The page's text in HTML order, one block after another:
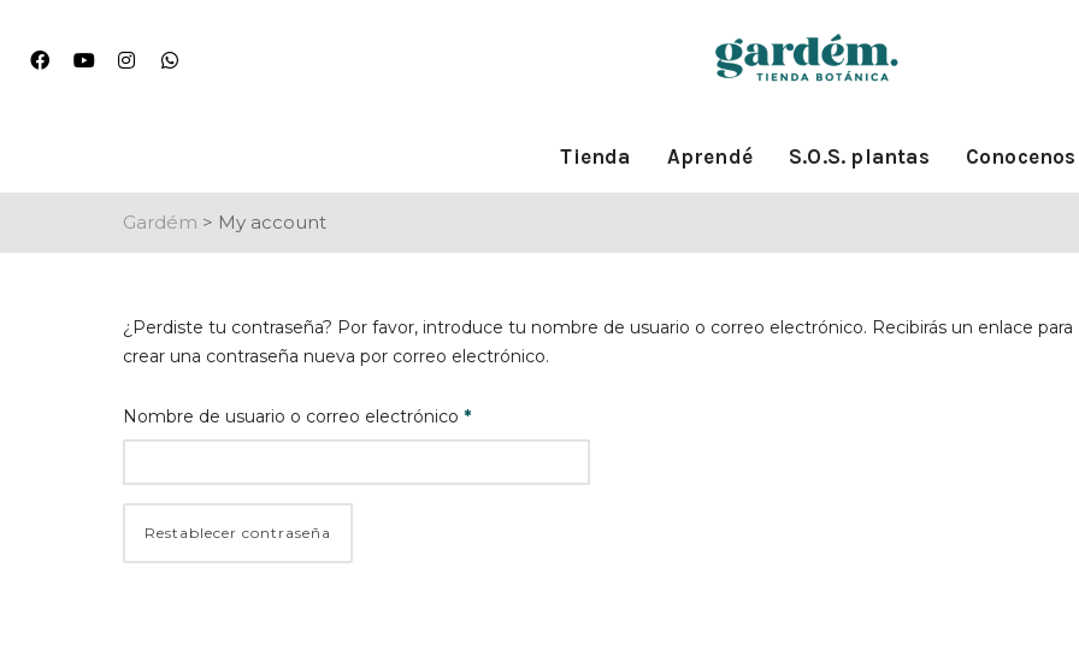
Tienda Aprendé S.O.S. plantas Conocenos
Gardém > My account
¿Perdiste tu contraseña? Por favor, introduce tu nombre de usuario o correo electrónico. Recibirás un enlace para
crear una contraseña nueva por correo electrónico.
Nombre de usuario o correo electrónico *Obligatorio
Restablecer contraseña